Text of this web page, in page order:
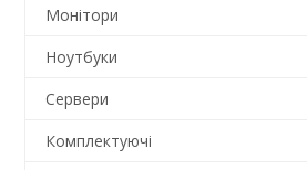
Монітори
Ноутбуки
Сервери
Комплектуючі